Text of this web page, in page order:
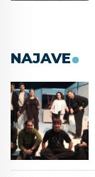
NAJAVE